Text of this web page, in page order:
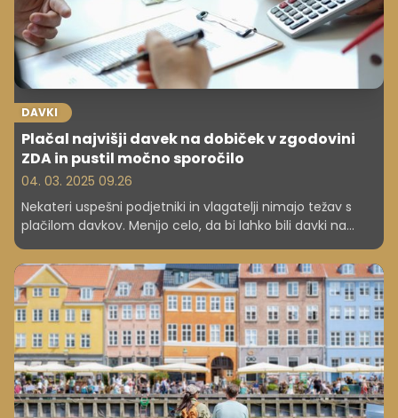
DAVKI
Plačal najvišji davek na dobiček v zgodovini
ZDA in pustil močno sporočilo
04. 03. 2025 09.26
Nekateri uspešni podjetniki in vlagatelji nimajo težav s
plačilom davkov. Menijo celo, da bi lahko bili davki na
dobiček v zgodovini ZDA sporočil trenutni ameriški
administraciji? Elon Musk je ameriški sistem socialne
varnosti označil za največjo piramidno shemo vseh
časov.